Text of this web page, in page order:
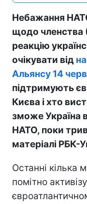
Небажання
щодо членства
реакцію
очікувати від
Альянсу 14
підтримують
Києва і хто
зможе Україна
НАТО, поки
матеріалі РБК-
Останні кілька
помітно